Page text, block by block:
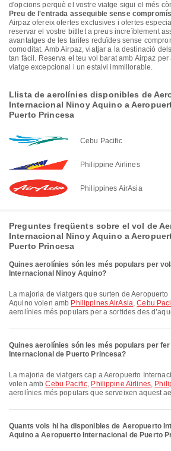
d'opcions perquè el vostre viatge sigui el més
Preu de l'entrada assequible sense compromís
Airpaz ofereix ofertes exclusives i ofertes
reservar el vostre bitllet a preus increïblement
avantatges de les tarifes reduïdes sense
comoditat. Amb Airpaz, viatjar a la destinació
tan fàcil. Reserva el teu vol barat amb Airpaz
viatge excepcional i un estalvi immillorable.
Llista de aerolínies disponibles de
Internacional Ninoy Aquino a
Puerto Princesa
Cebu Pacific
Philippine Airlines
Philippines AirAsia
Preguntes freqüents sobre el vol de
Internacional Ninoy Aquino a
Puerto Princesa
Quines aerolínies són les més populars per
Internacional Ninoy Aquino?
La majoria de viatgers que surten de Aeropuerto Internacional Ninoy
Aquino volen amb Philippines AirAsia,Cebu
aerolínies més populars per a sortides des
Quines aerolínies són les més populars per
Internacional de Puerto Princesa?
La majoria de viatgers cap a Aeropuerto Internacional de Puerto Princesa
volen ambCebu Pacific, Philippine Airlines,
aerolínies més populars que serveixen aquest
Quants vols hi ha disponibles de Aeropuerto
Aquino a Aeropuerto Internacional de Puerto